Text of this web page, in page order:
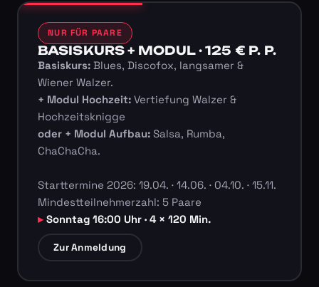
NUR FÜR PAARE
BASISKURS + MODUL · 125 € P. P.
Basiskurs:Blues, Discofox, langsamer &
Wiener Walzer.
+ Modul Hochzeit:Vertiefung Walzer &
Hochzeitsknigge
oder + Modul Aufbau:Salsa, Rumba,
ChaChaCha.
Starttermine 2026: 19.04. · 14.06. · 04.10. · 15.11.
Mindestteilnehmerzahl: 5 Paare
Sonntag 16:00 Uhr · 4 × 120 Min.
Zur Anmeldung